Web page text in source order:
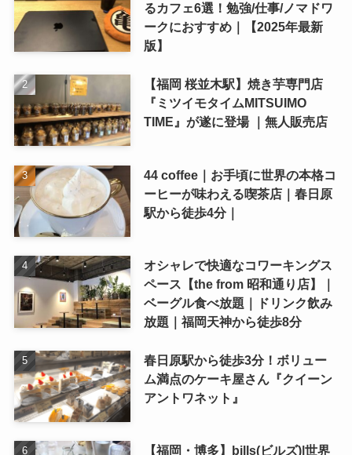
るカフェ6選！勉強/仕事/ノマドワ
ークにおすすめ｜【2025年最新
版】
【福岡 桜並木駅】焼き芋専門店
『ミツイモタイムMITSUIMO
TIME』が遂に登場 ｜無人販売店
44 coffee｜お手頃に世界の本格コ
ーヒーが味わえる喫茶店｜春日原
駅から徒歩4分｜
オシャレで快適なコワーキングス
ペース【the from 昭和通り店】｜
ベーグル食べ放題｜ドリンク飲み
放題｜福岡天神から徒歩8分
春日原駅から徒歩3分！ボリュー
ム満点のケーキ屋さん『クイーン
アントワネット』
【福岡・博多】bills(ビルズ)|世界